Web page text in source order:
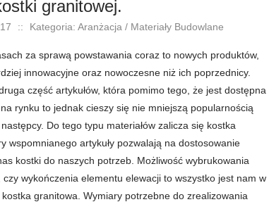
granitowej.
:: Kategoria: Aranżacja / Materiały Budowlane
za sprawą powstawania coraz to nowych produktów,
innowacyjne oraz nowoczesne niż ich poprzednicy.
część artykułów, która pomimo tego, że jest dostępna
rynku to jednak cieszy się nie mniejszą popularnością
Do tego typu materiałów zalicza się kostka
wspomnianego artykuły pozwalają na dostosowanie
kostki do naszych potrzeb. Możliwość wybrukowania
wykończenia elementu elewacji to wszystko jest nam w
granitowa. Wymiary potrzebne do zrealizowania